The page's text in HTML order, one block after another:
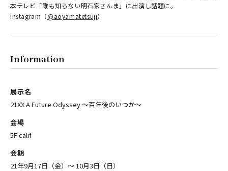
本テレビ「誰も知らない明石家さんま」に出演し話題に。
Instagram（@aoyamatetsuji）
Information
展示名
21XX A Future Odyssey ～百年後のいつか～
会場
5F calif
会期
21年9月17日（金）～ 10月3日（日）